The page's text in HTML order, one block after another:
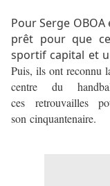
Pour Serge OBOA
prêt pour que
sportif capital et
Puis, ils ont reconnu
centre du
ces retrouvailles
son cinquantenaire.